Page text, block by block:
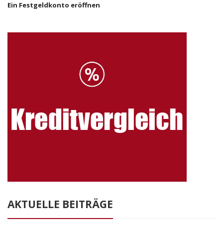
Ein Festgeldkonto eröffnen
AKTUELLE BEITRÄGE